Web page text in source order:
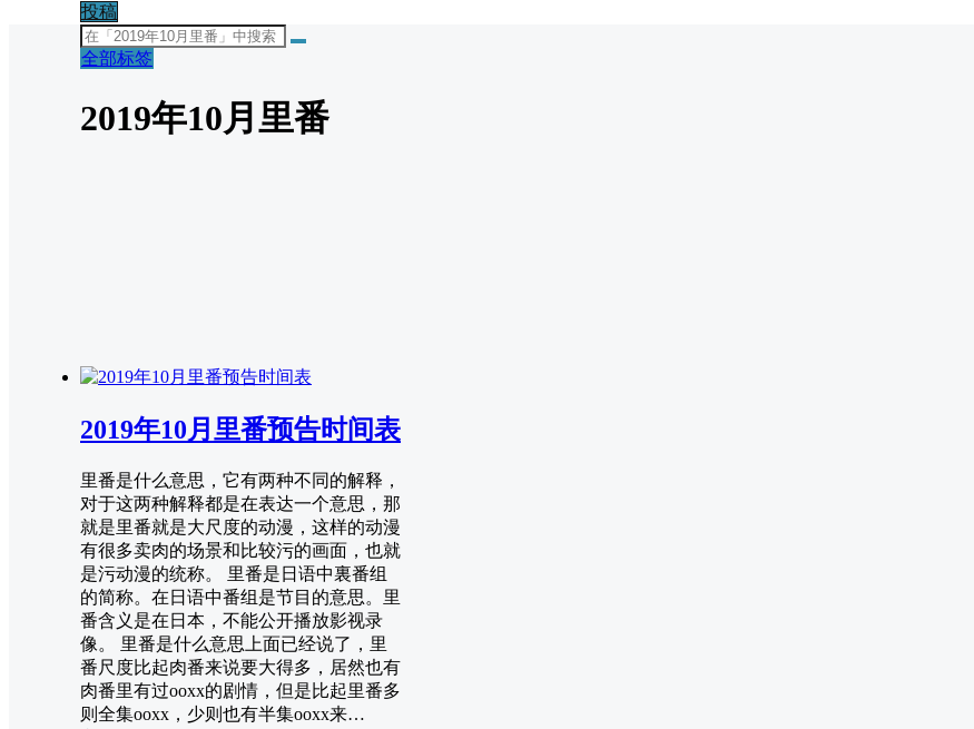
投稿
全部标签
2019年10月里番
2019年10月里番预告时间表
里番是什么意思，它有两种不同的解释，
对于这两种解释都是在表达一个意思，那
就是里番就是大尺度的动漫，这样的动漫
有很多卖肉的场景和比较污的画面，也就
是污动漫的统称。 里番是日语中裏番组
的简称。在日语中番组是节目的意思。里
番含义是在日本，不能公开播放影视录
像。 里番是什么意思上面已经说了，里
番尺度比起肉番来说要大得多，居然也有
肉番里有过ooxx的剧情，但是比起里番多
则全集ooxx，少则也有半集ooxx来…